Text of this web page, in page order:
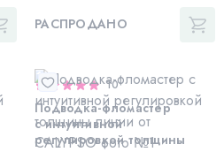
РАСПРОДАНО
10
Подводка-фломастер
с интуитивной
регулировкой толщины